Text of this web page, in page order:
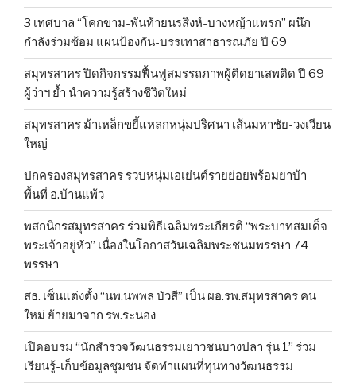
3 เทศบาล “โคกขาม-พันท้ายนรสิงห์-บางหญ้าแพรก” ผนึก
กำลังร่วมซ้อม แผนป้องกัน-บรรเทาสาธารณภัย ปี 69
สมุทรสาคร ปิดกิจกรรมฟื้นฟูสมรรถภาพผู้ติดยาเสพติด ปี 69
ผู้ว่าฯ ย้ำ นำความรู้สร้างชีวิตใหม่
สมุทรสาคร ม้าเหล็กขยี้แหลกหนุ่มปริศนา เส้นมหาชัย-วงเวียน
ใหญ่
ปกครองสมุทรสาคร รวบหนุ่มเอเย่นต์รายย่อยพร้อมยาบ้า
พื้นที่ อ.บ้านแพ้ว
พสกนิกรสมุทรสาคร ร่วมพิธีเฉลิมพระเกียรติ “พระบาทสมเด็จ
พระเจ้าอยู่หัว” เนื่องในโอกาสวันเฉลิมพระชนมพรรษา 74
พรรษา
สธ. เซ็นแต่งตั้ง “นพ.นพพล บัวสี” เป็น ผอ.รพ.สมุทรสาคร คน
ใหม่ ย้ายมาจาก รพ.ระนอง
เปิดอบรม “นักสำรวจวัฒนธรรมเยาวชนบางปลา รุ่น 1” ร่วม
เรียนรู้-เก็บข้อมูลชุมชน จัดทำแผนที่ทุนทางวัฒนธรรม